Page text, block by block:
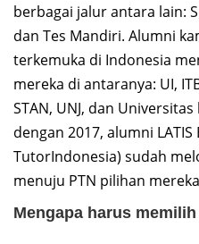
berbagai jalur antara lain:
dan Tes Mandiri. Alumni
terkemuka di Indonesia
mereka di antaranya: UI,
STAN, UNJ, dan
dengan 2017, alumni LATIS
TutorIndonesia) sudah
menuju PTN pilihan
Mengapa harus memilih